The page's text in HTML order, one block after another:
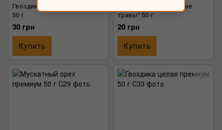
Гвоздика молотая премиум
50 г
30 грн
Купить
Приправа "Итальянские
травы" 50 г
20 грн
Купить